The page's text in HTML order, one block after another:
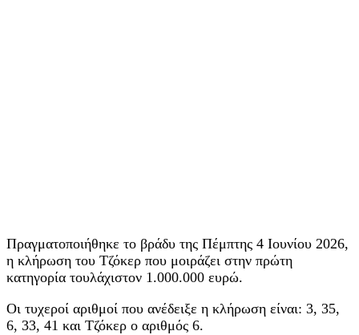
Πραγματοποιήθηκε το βράδυ της Πέμπτης 4 Ιουνίου 2026,
η κλήρωση του Τζόκερ που μοιράζει στην πρώτη
κατηγορία τουλάχιστον 1.000.000 ευρώ.
Οι τυχεροί αριθμοί που ανέδειξε η κλήρωση είναι: 3, 35,
6, 33, 41 και Τζόκερ ο αριθμός 6.